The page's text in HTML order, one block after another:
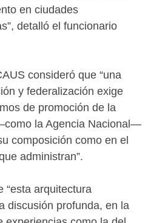
en ciudades
detalló el funcionario
consideró que “una
y federalización exige
de promoción de la
la Agencia Nacional—
composición como en el
administran”.
“esta arquitectura
discusión profunda, en la